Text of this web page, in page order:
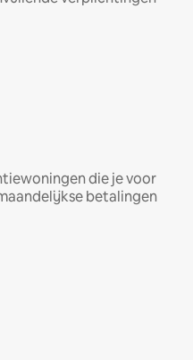
die je voor
betalingen